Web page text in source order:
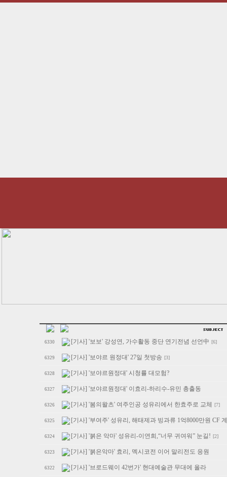
6330 [기사] '보보' 강성연, 가수활동 중단 연기전념 선언中 [6]
6329 [기사] '보야르 원정대' 27일 첫방송 [3]
6328 [기사] '보야르원정대' 시청률 대모험?
6327 [기사] '보야르원정대' 이효리-하리수-유민 총출동
6326 [기사] '봄의왈츠' 여주인공 성유리에서 한효주로 교체 [7]
6325 [기사] '부여주' 성유리, 해태제과 빙과류 1억8000만원 CF
6324 [기사] '붉은 악마' 성유리-이연희,“너무 귀여워” 눈길! [2]
6323 [기사] '붉은악마' 효리, 멕시코전 이어 말리전도 응원
6322 [기사] '브로드웨이 42번가' 현대예술관 무대에 올라